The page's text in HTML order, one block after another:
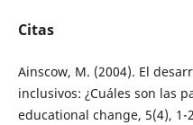
Citas
Ainscow, M. (2004). El
inclusivos: ¿Cuáles son las
educational change, 5(4), 1-